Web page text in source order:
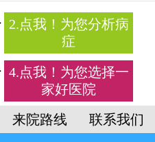
2.点我！为您分析病
症
4.点我！为您选择一
家好医院
来院路线 联系我们